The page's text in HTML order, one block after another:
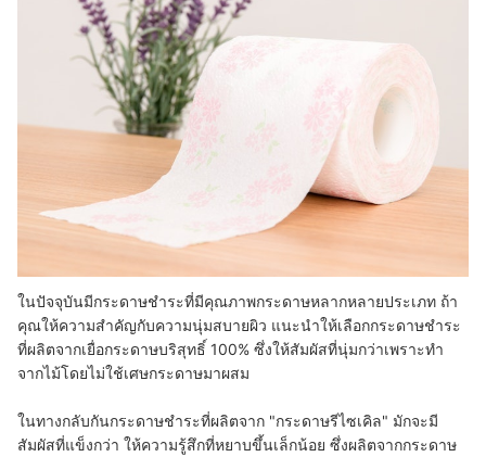
ในปัจจุบันมีกระดาษชำระที่มีคุณภาพกระดาษหลากหลายประเภท ถ้า
คุณให้ความสำคัญกับความนุ่มสบายผิว แนะนำให้เลือกกระดาษชำระ
ที่ผลิตจากเยื่อกระดาษบริสุทธิ์ 100% ซึ่งให้สัมผัสที่นุ่มกว่าเพราะทำ
จากไม้โดยไม่ใช้เศษกระดาษมาผสม
ในทางกลับกันกระดาษชำระที่ผลิตจาก "กระดาษรีไซเคิล" มักจะมี
สัมผัสที่แข็งกว่า ให้ความรู้สึกที่หยาบขึ้นเล็กน้อย ซึ่งผลิตจากกระดาษ